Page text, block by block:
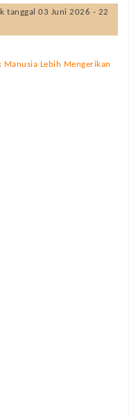
tanggal 03 Juni 2026 - 22
Lebih Mengerikan